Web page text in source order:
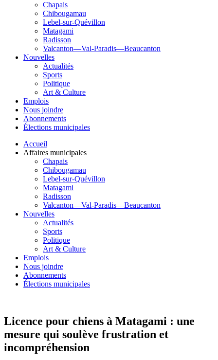
Chapais
Chibougamau
Lebel-sur-Quévillon
Matagami
Radisson
Valcanton—Val-Paradis—Beaucanton
Nouvelles
Actualités
Sports
Politique
Art & Culture
Emplois
Nous joindre
Abonnements
Élections municipales
Accueil
Affaires municipales
Chapais
Chibougamau
Lebel-sur-Quévillon
Matagami
Radisson
Valcanton—Val-Paradis—Beaucanton
Nouvelles
Actualités
Sports
Politique
Art & Culture
Emplois
Nous joindre
Abonnements
Élections municipales
Licence pour chiens à Matagami : une
mesure qui soulève frustration et
incompréhension